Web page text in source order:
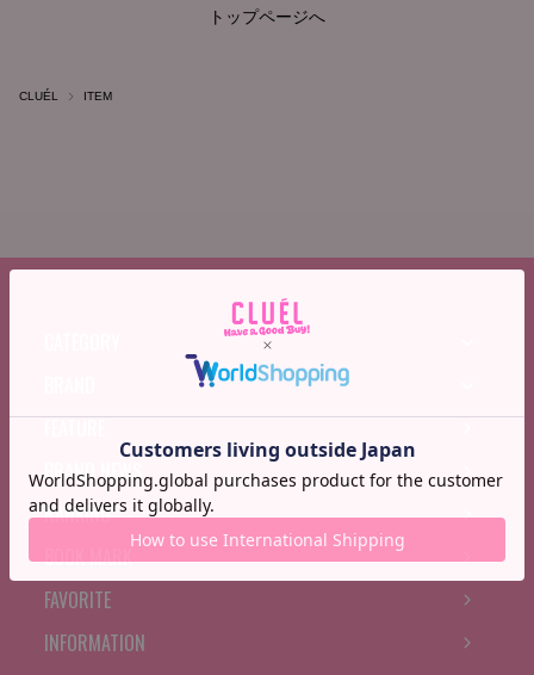
トップページへ
CLUÉL ITEM
BRAND NEWS
RANKING
BOOK MARK
FAVORITE
INFORMATION